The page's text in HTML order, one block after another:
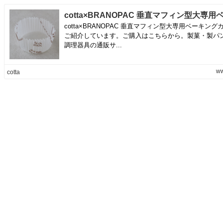
cotta×BRANOPAC 垂直マフィン型大専用ベーキング
ご紹介しています。ご購入はこちらから。製菓・製パ
調理器具の通販サ...
cotta